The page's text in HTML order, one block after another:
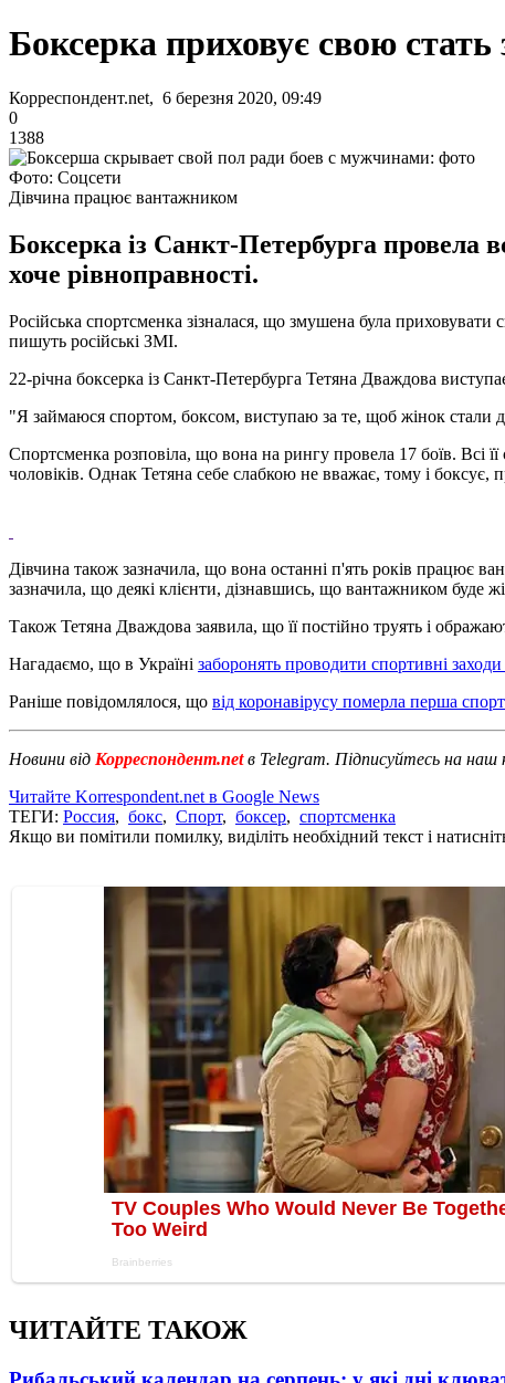
Боксерка приховує свою стать
Корреспондент.net, 6 березня 2020, 09:49
0
1388
Фото: Соцсети
Дівчина працює вантажником
Боксерка із Санкт-Петербурга провела
хоче рівноправності.
Російська спортсменка зізналася, що змушена була
пишуть російські ЗМІ.
22-річна боксерка із Санкт-Петербурга Тетяна Дваждова
"Я займаюся спортом, боксом, виступаю за те, щоб жінок стали
Спортсменка розповіла, що вона на рингу провела 17 боїв. Всі
чоловіків. Однак Тетяна себе слабкою не вважає, тому і боксує,
Дівчина також зазначила, що вона останні п'ять років працює
зазначила, що деякі клієнти, дізнавшись, що вантажником буде
Також Тетяна Дваждова заявила, що її постійно труять і
Нагадаємо, що в Україні заборонять проводити спортивні заходи
Раніше повідомлялося, що від коронавірусу померла перша
Новини від Корреспондент.netв Telegram. Підписуйтесь на наш
Читайте Korrespondent.net в Google News
ТЕГИ: Россия, бокс, Спорт, боксер, спортсменка
Якщо ви помітили помилку, виділіть необхідний текст і
ЧИТАЙТЕ ТАКОЖ